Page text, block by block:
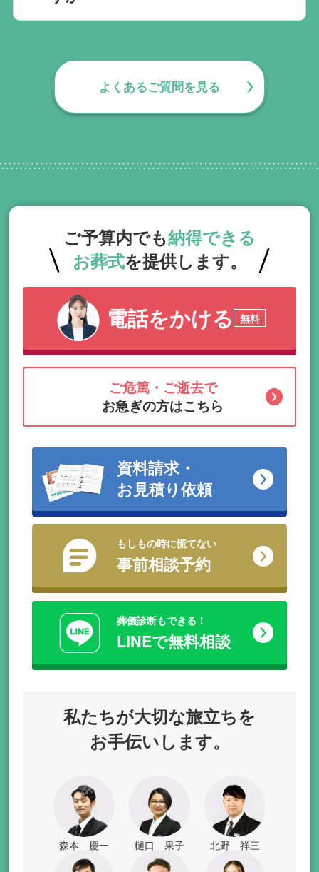
の手続きとお答えになる方が70パーセント
以上でして、お客様が日常にお戻りいただ
くまでの期間、回数の制限なく、当社の専
よくあるご質問を見る
ご予算内でも納得できる
お葬式を提供します。
電話をかける 無料
ご危篤・ご逝去で
お急ぎの方はこちら
資料請求・
お見積り依頼
もしもの時に慌てない
事前相談予約
葬儀診断もできる！
LINEで無料相談
私たちが大切な旅立ちを
お手伝いします。
森本 慶一 樋口 果子 北野 祥三